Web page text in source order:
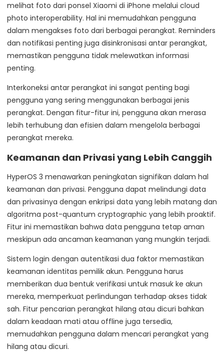
melihat foto dari ponsel Xiaomi di iPhone melalui cloud
photo interoperability. Hal ini memudahkan pengguna
dalam mengakses foto dari berbagai perangkat. Reminders
dan notifikasi penting juga disinkronisasi antar perangkat,
memastikan pengguna tidak melewatkan informasi
penting.
Interkoneksi antar perangkat ini sangat penting bagi
pengguna yang sering menggunakan berbagai jenis
perangkat. Dengan fitur-fitur ini, pengguna akan merasa
lebih terhubung dan efisien dalam mengelola berbagai
perangkat mereka.
Keamanan dan Privasi yang Lebih Canggih
HyperOS 3 menawarkan peningkatan signifikan dalam hal
keamanan dan privasi. Pengguna dapat melindungi data
dan privasinya dengan enkripsi data yang lebih matang dan
algoritma post-quantum cryptographic yang lebih proaktif.
Fitur ini memastikan bahwa data pengguna tetap aman
meskipun ada ancaman keamanan yang mungkin terjadi.
Sistem login dengan autentikasi dua faktor memastikan
keamanan identitas pemilik akun. Pengguna harus
memberikan dua bentuk verifikasi untuk masuk ke akun
mereka, memperkuat perlindungan terhadap akses tidak
sah. Fitur pencarian perangkat hilang atau dicuri bahkan
dalam keadaan mati atau offline juga tersedia,
memudahkan pengguna dalam mencari perangkat yang
hilang atau dicuri.